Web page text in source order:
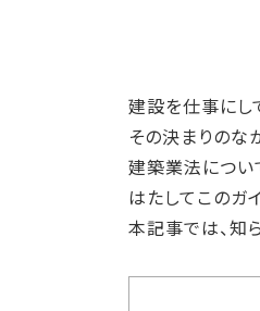
建設を仕事にし
その決まりのな
建築業法につい
はたしてこのガ
本記事では、知